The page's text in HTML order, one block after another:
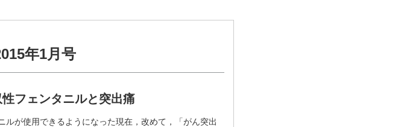
年1月号
性フェンタニルと突出痛
ルが使用できるようになった現在，改めて，「がん突出